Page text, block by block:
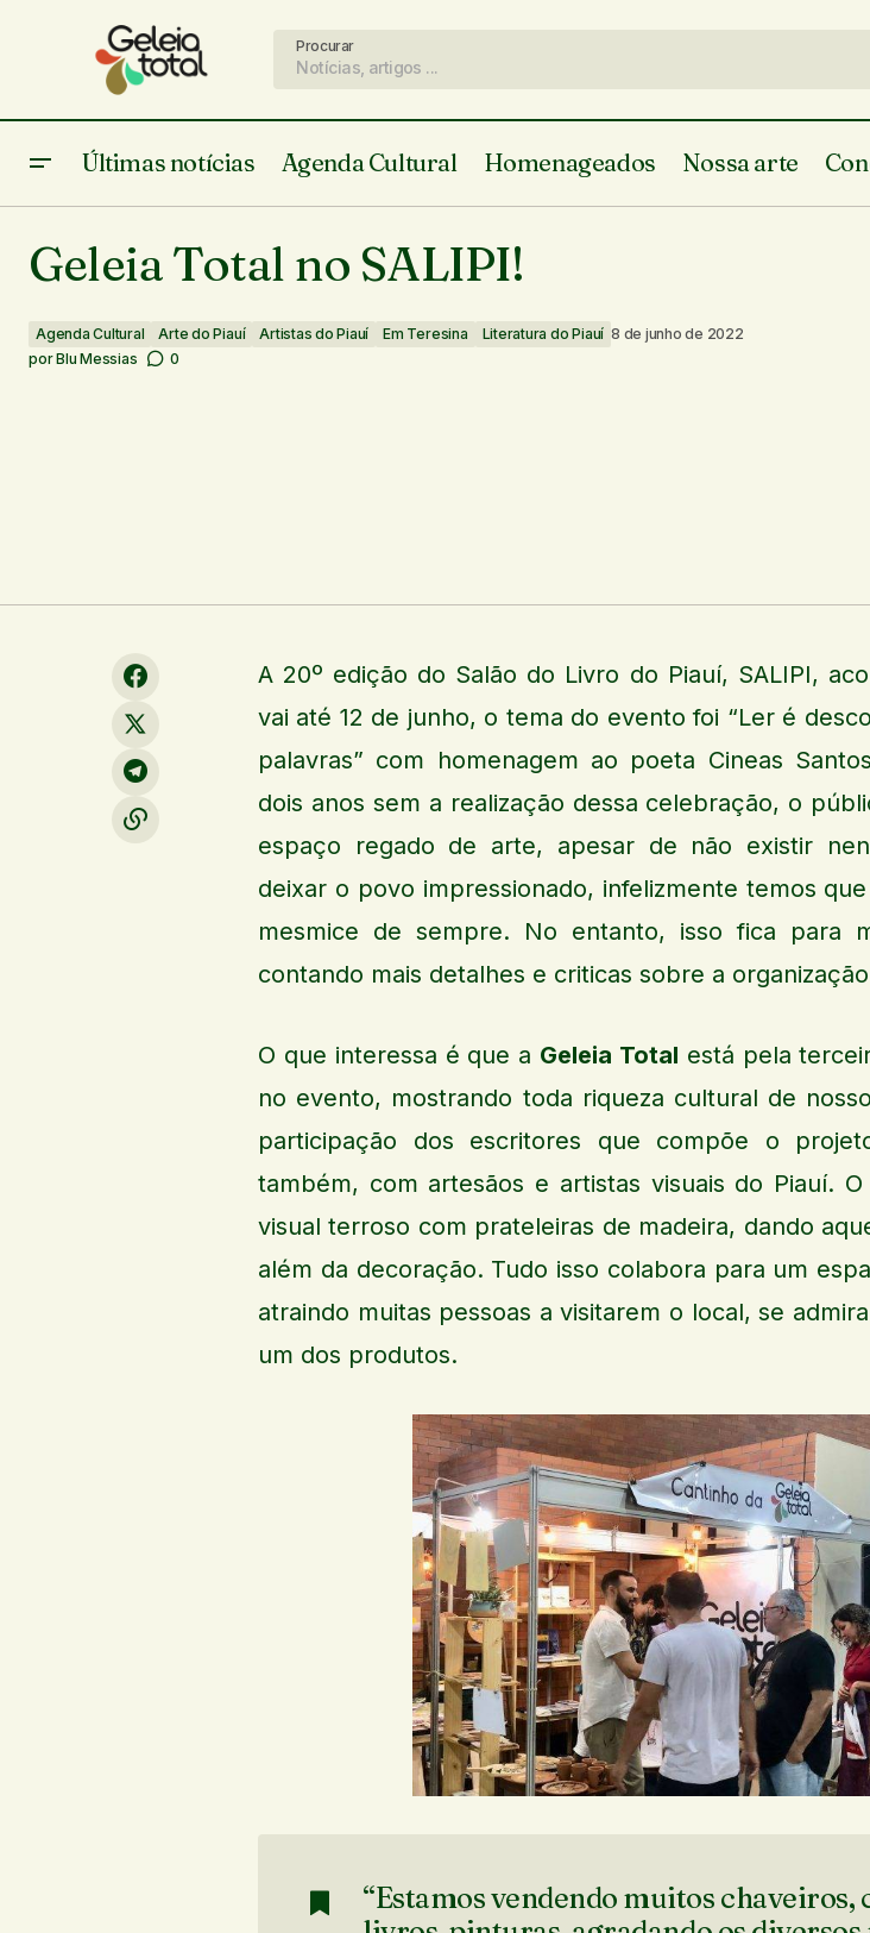
Procurar
Últimas notícias Agenda Cultural Homenageados Nossa arte
Palco Giratório, agora em formato
digital
Geleia Total no SALIPI!
Agenda Cultural Arte do Piauí Artistas do Piauí Em Teresina Literatura do Piauí 8 de junho de 2022
porBlu Messias 0
A 20º edição do Salão do Livro do Piauí, SALIPI,
vai até 12 de junho, o tema do evento foi “Ler é
palavras” com homenagem ao poeta Cineas
dois anos sem a realização dessa celebração, o
espaço regado de arte, apesar de não existir
deixar o povo impressionado, infelizmente temos
mesmice de sempre. No entanto, isso fica para
contando mais detalhes e criticas sobre a
O que interessa é que a Geleia Total está pela
no evento, mostrando toda riqueza cultural de
participação dos escritores que compõe o
também, com artesãos e artistas visuais do Piauí. O
visual terroso com prateleiras de madeira, dando
além da decoração. Tudo isso colabora para um
atraindo muitas pessoas a visitarem o local, se
um dos produtos.
“Estamos vendendo muitos chaveiros,